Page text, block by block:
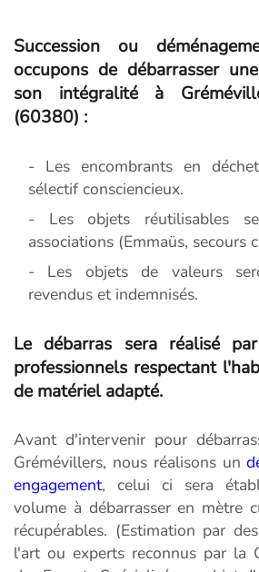
Succession ou
occupons de débarrasser
son intégralité à
(60380) :
- Les encombrants en
sélectif consciencieux.
- Les objets réutilisables
associations (Emmaüs, secours
- Les objets de valeurs
revendus et indemnisés.
Le débarras sera réalisé
professionnels respectant
de matériel adapté.
Avant d'intervenir pour
Grémévillers, nous réalisons un
engagement, celui ci sera
volume à débarrasser en mètre
récupérables. (Estimation par
l'art ou experts reconnus par la